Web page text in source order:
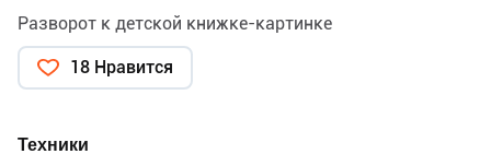
Разворот к детской книжке-картинке
18 Нравится
Техники